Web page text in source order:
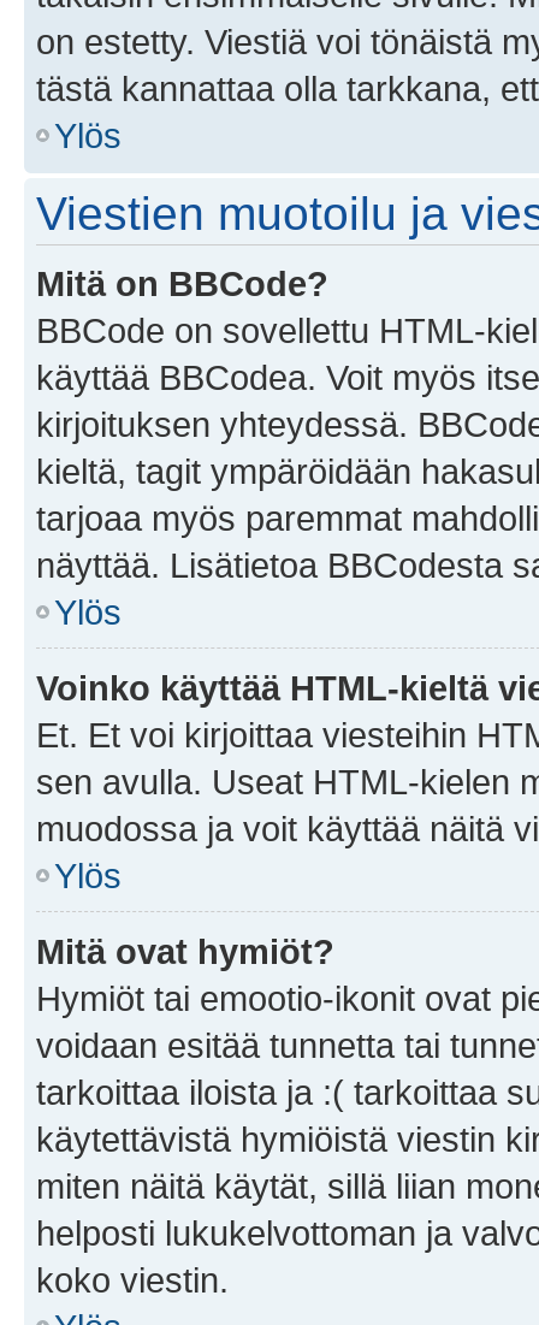
on estetty. Viestiä voi tönäistä
tästä kannattaa olla tarkkana,
Ylös
Viestien muotoilu ja
Mitä on BBCode?
BBCode on sovellettu HTML-
käyttää BBCodea. Voit myös
kirjoituksen yhteydessä.
kieltä, tagit ympäröidään
tarjoaa myös paremmat
näyttää. Lisätietoa BBCodesta
Ylös
Voinko käyttää HTML-kieltä
Et. Et voi kirjoittaa viesteihin
sen avulla. Useat HTML-kielen
muodossa ja voit käyttää näitä
Ylös
Mitä ovat hymiöt?
Hymiöt tai emootio-ikonit ovat
voidaan esitää tunnetta tai
tarkoittaa iloista ja :( tarkoittaa
käytettävistä hymiöistä viestin
miten näitä käytät, sillä liian
helposti lukukelvottoman ja
koko viestin.